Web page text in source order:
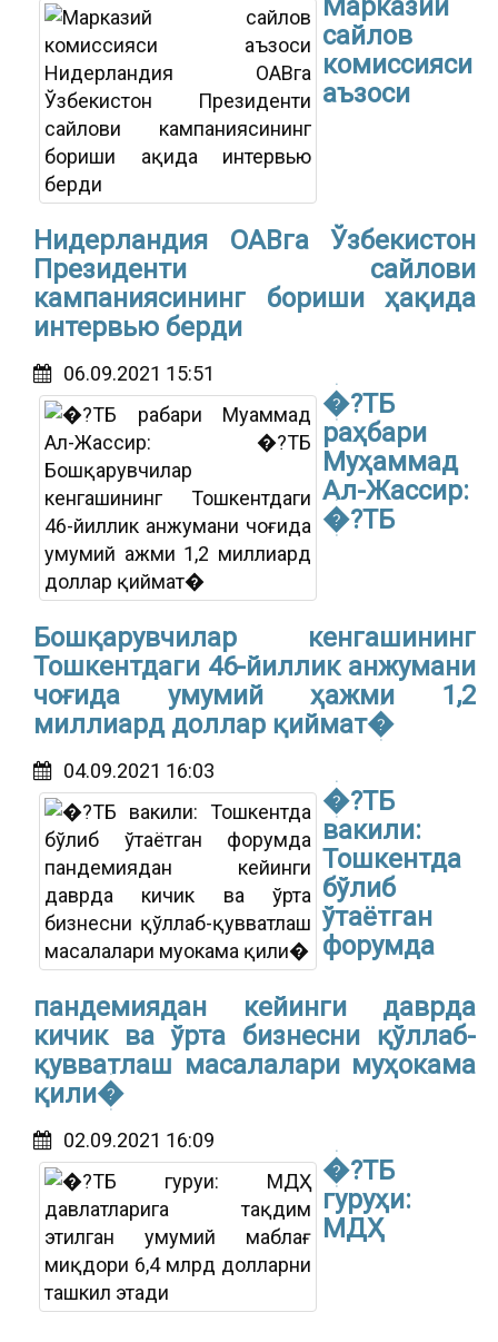
Марказий
сайлов
комиссияси
аъзоси
Нидерландия ОАВга Ўзбекистон
Президенти сайлови
кампаниясининг бориши ҳақида
интервью берди
06.09.2021 15:51
�?ТБ
раҳбари
Муҳаммад
Ал-Жассир:
�?ТБ
Бошқарувчилар кенгашининг
Тошкентдаги 46-йиллик анжумани
чоғида умумий ҳажми 1,2
миллиард доллар қиймат�
04.09.2021 16:03
�?ТБ
вакили:
Тошкентда
бўлиб
ўтаётган
форумда
пандемиядан кейинги даврда
кичик ва ўрта бизнесни қўллаб-
қувватлаш масалалари муҳокама
қили�
02.09.2021 16:09
�?ТБ
гуруҳи:
МДҲ